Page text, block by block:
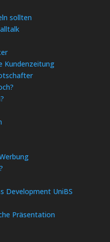
sollten
Kundenzeitung
Development UniBS
Präsentation